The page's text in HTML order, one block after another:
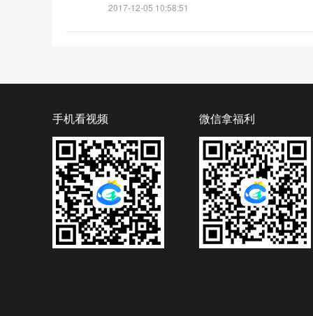
2017-12-05 10:58:51
手机看视频 微信拿福利